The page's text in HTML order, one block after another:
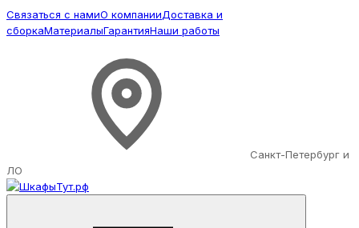
Связаться с намиО компанииДоставка и
сборкаМатериалыГарантияНаши работы
Санкт-Петербург и
ЛО